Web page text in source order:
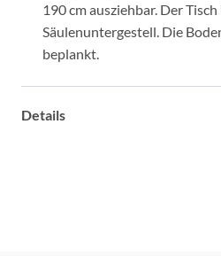
190 cm ausziehbar. Der
Säulenuntergestell. Die
beplankt.
Details